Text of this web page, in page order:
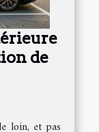
de
loin, et pas